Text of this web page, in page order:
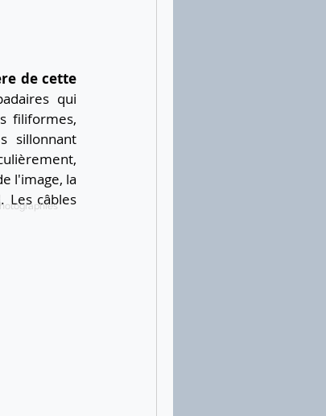
de cette
qui
filiformes,
sillonnant
l'image, la
Les câbles